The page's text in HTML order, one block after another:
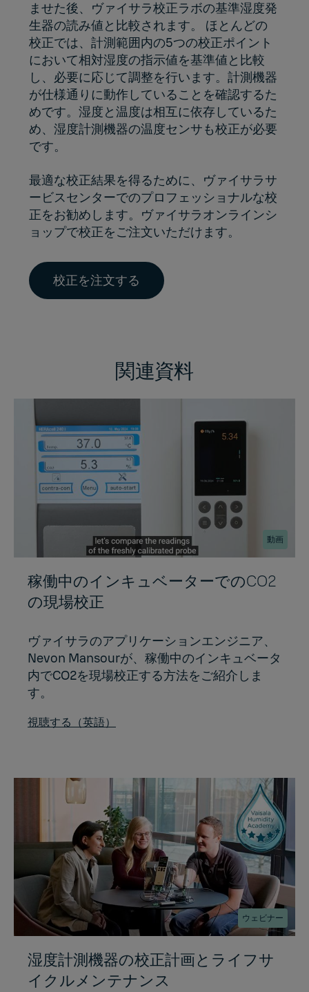
ませた後、ヴァイサラ校正ラボの基準湿度発
生器の読み値と比較されます。 ほとんどの
校正では、計測範囲内の5つの校正ポイント
において相対湿度の指示値を基準値と比較
し、必要に応じて調整を行います。計測機器
が仕様通りに動作していることを確認するた
めです。湿度と温度は相互に依存しているた
め、湿度計測機器の温度センサも校正が必要
です。
最適な校正結果を得るために、ヴァイサラサ
ービスセンターでのプロフェッショナルな校
正をお勧めします。ヴァイサラオンラインシ
ョップで校正をご注文いただけます。
校正を注文する
関連資料
動画
稼働中のインキュベーターでのCO2
の現場校正
ヴァイサラのアプリケーションエンジニア、
Nevon Mansourが、稼働中のインキュベータ
内でCO2を現場校正する方法をご紹介しま
す。
視聴する（英語）
ウェビナー
湿度計測機器の校正計画とライフサ
イクルメンテナンス